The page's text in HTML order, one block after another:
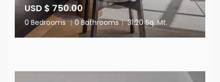
USD $ 750.00
0 Bedrooms | 0 Bathrooms | 31.20 Sq. Mt.